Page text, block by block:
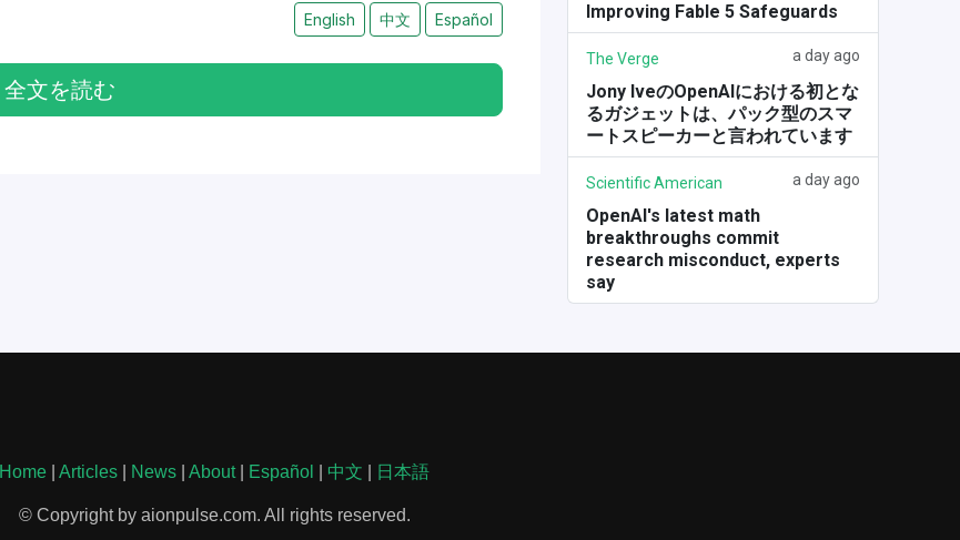
English 中文 Español
全文を読む
Improving Fable 5 Safeguards
The Verge a day ago
Jony IveのOpenAIにおける初とな
るガジェットは、パック型のスマ
ートスピーカーと言われています
Scientific American a day ago
OpenAI's latest math
breakthroughs commit
research misconduct, experts
say
Home Articles News About| Español 中文 日本語
© Copyright by aionpulse.com. All rights reserved.